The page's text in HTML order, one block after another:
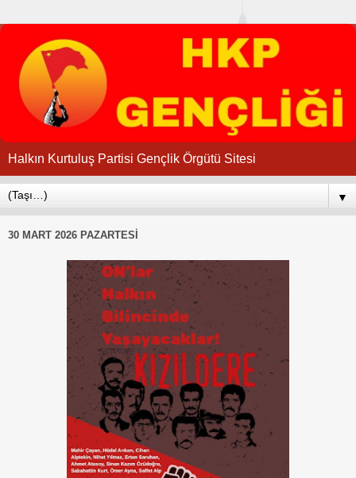
Halkın Kurtuluş Partisi Gençlik Örgütü Sitesi
▼
30 MART 2026 PAZARTESI